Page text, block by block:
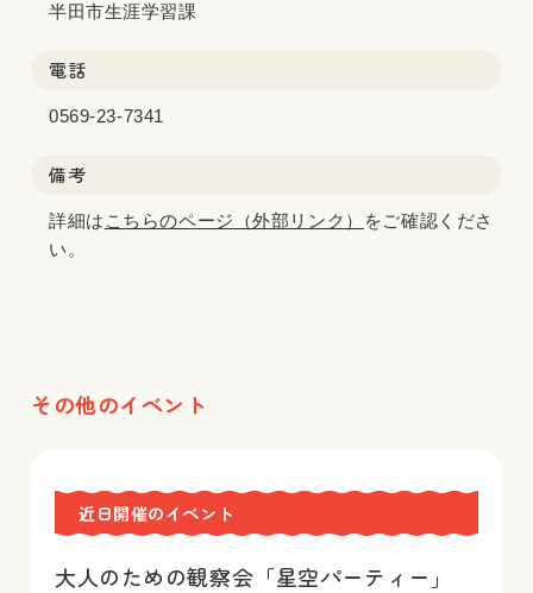
半田市生涯学習課
電話
0569-23-7341
備考
詳細は こちらのページ（外部リンク）
をご確認くださ
い。
その他のイベント
近日開催のイベント
大人のための観察会「星空パーティー」